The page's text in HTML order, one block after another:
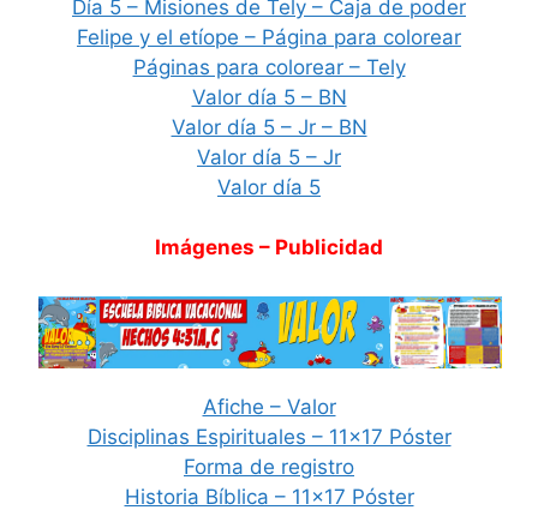
Día 5 – Misiones de Tely – Caja de poder
Felipe y el etíope – Página para colorear
Páginas para colorear – Tely
Valor día 5 – BN
Valor día 5 – Jr – BN
Valor día 5 – Jr
Valor día 5
Imágenes – Publicidad
Afiche – Valor
Disciplinas Espirituales – 11×17 Póster
Forma de registro
Historia Bíblica – 11×17 Póster